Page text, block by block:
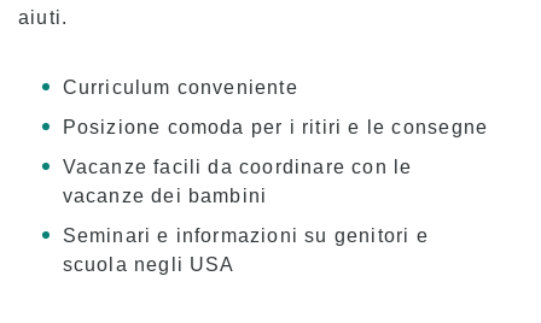
Panoramica del programma
Livello intermedio
aiuti.
Curriculum conveniente
Posizione comoda per i ritiri e le consegne
Vacanze facili da coordinare con le
vacanze dei bambini
Seminari e informazioni su genitori e
scuola negli USA